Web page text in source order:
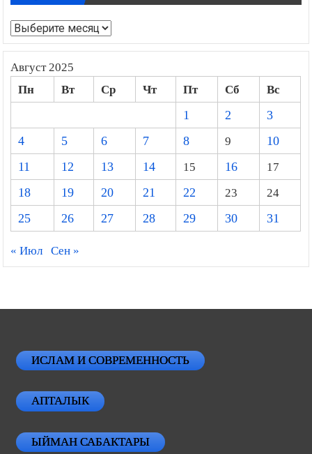
Архивы
Август 2025
Пн Вт Ср Чт Пт Сб
Вс
1
2
3
4
5 6 7 8 9
10
11
12 13 14 15 16
17
18
19 20 21 22 23
24
25
26 27 28 29 30 31
« Июл Сен »
ИСЛАМ И СОВРЕМЕННОСТЬ
АПТАЛЫК
ЫЙМАН САБАКТАРЫ